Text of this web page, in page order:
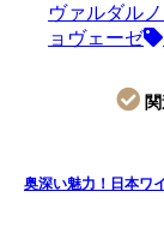
ヴァルダル
ョヴェーゼ
関
奥深い魅力！日本ワ